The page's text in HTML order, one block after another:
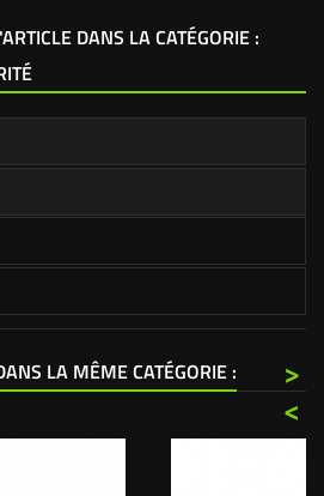
DANS LA CATÉGORIE :
LA MÊME CATÉGORIE :
>
<